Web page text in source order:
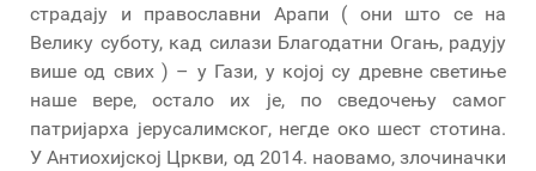
страдају и православни Арапи ( они што се на
Велику суботу, кад силази Благодатни Огањ, радују
више од свих ) – у Гази, у којој су древне светиње
наше вере, остало их је, по сведочењу самог
патријарха јерусалимског, негде око шест стотина.
У Антиохијској Цркви, од 2014. наовамо, злочиначки